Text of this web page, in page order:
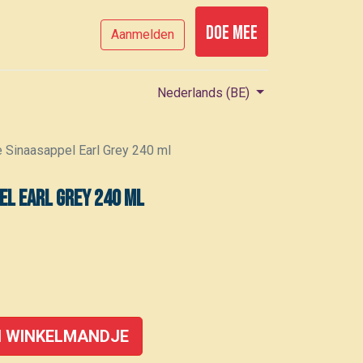
Aanmelden Doe mee
Nederlands (BE)
Earl Grey 240 ml
Earl Grey 240 ml
WINKELMANDJE